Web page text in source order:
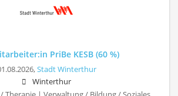
PriBe KESB (60 %)
Stadt Winterthur
Winterthur